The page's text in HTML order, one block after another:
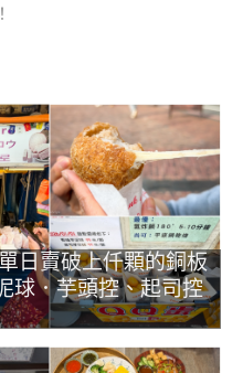
日賣破上仟顆的銅板
球．芋頭控、起司控